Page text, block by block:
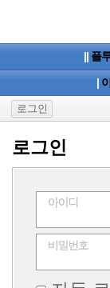
|| 플
|
로그인
로그인